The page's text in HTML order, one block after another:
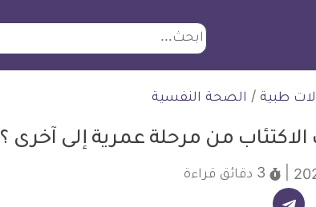
ابحث
طبية / الصحة النفسية
من مرحلة عمرية إلى آخرى ؟
3 دقائق قراءة
- ديلي ميديكال انفو شارك على تيليجرام - ديلي ميديكال انفو